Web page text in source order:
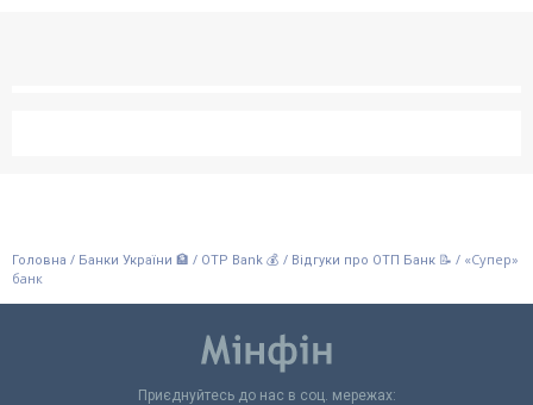
Головна / Банки України 🏦 / OTP Bank 💰 / Відгуки про ОТП Банк 📝 / «Супер»
банк
Приєднуйтесь до нас в соц. мережах: